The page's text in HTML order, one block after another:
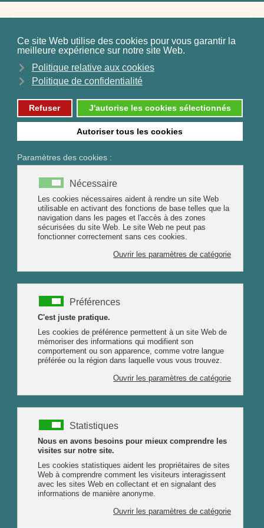
Huiles essentielles
Eaux Florales
Hydrolats
et Baumes
Les jardins de Mahélys
07 81 89 85 62
Ateliers de créations de
produits bien être
TPL_PROTOSTAR_TOGGLE_MENU
ACCUEIL
PLANTES
MAUX
Marjolaine
Origanum majorana